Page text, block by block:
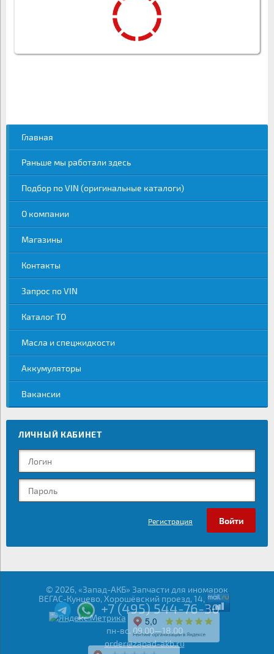
Главная
Раньше мы работали здесь
Подбор по VIN (оригинальные каталоги)
О компании
Магазины
Контакты
Запрос по VIN
Каталог ТО
Масла и спецжидкости
Аккумуляторы
Вакансии
ЛИЧНЫЙ КАБИНЕТ
Регистрация
© 2026, «Запад-АКБ» Запчасти для иномарок
ВЕГАС-Кунцево, Хорошёвский проезд, 14,
+7 (495) 544-76-30
пн-вс. 09.00—18.00
order@zapad-akb.ru